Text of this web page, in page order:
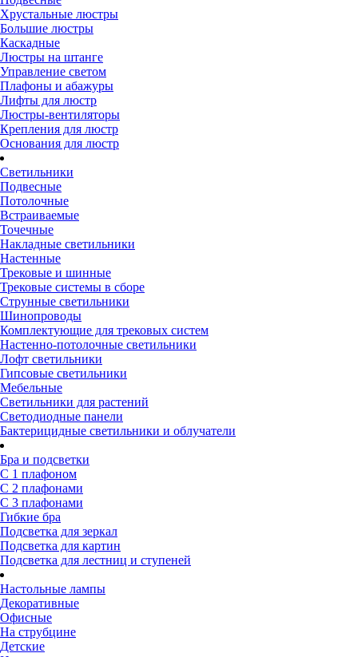
Хрустальные люстры
Большие люстры
Каскадные
Люстры на штанге
Управление светом
Плафоны и абажуры
Лифты для люстр
Люстры-вентиляторы
Крепления для люстр
Основания для люстр
Светильники
Подвесные
Потолочные
Встраиваемые
Точечные
Накладные светильники
Настенные
Трековые и шинные
Трековые системы в сборе
Струнные светильники
Шинопроводы
Комплектующие для трековых систем
Настенно-потолочные светильники
Лофт светильники
Гипсовые светильники
Мебельные
Светильники для растений
Светодиодные панели
Бактерицидные светильники и облучатели
Бра и подсветки
С 1 плафоном
С 2 плафонами
С 3 плафонами
Гибкие бра
Подсветка для зеркал
Подсветка для картин
Подсветка для лестниц и ступеней
Настольные лампы
Декоративные
Офисные
На струбцине
Детские